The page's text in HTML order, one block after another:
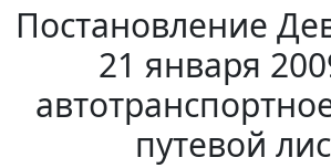
Постановление
21 января
путевой